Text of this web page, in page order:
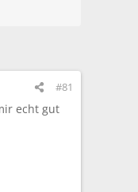
#81
echt gut